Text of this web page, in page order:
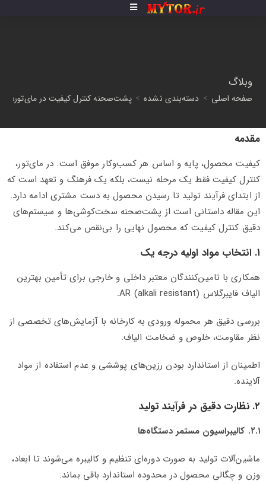
وبلاگ
صفحه اصلی > دسته‌بندی نشده > پشت‌صحنه کنترل کیفیت در مای‌تور؛
مقدمه
کیفیت محصول، پایه و اساس هر کسب‌وکار موفق است. در مای‌تور،
کنترل کیفیت فقط یک مرحله نیست، بلکه یک فرهنگ و تعهد است که
از ابتدای فرآیند تولید تا رسیدن محصول به دست مشتری ادامه دارد.
این مقاله داستانی است از پشت‌صحنه سخت‌کوشی‌ها و سیستم‌های
دقیق کنترل کیفیت که محصول نهایی را بی‌نقص می‌کند.
۱. انتخاب مواد اولیه درجه یک
همکاری با تامین‌کنندگان معتبر داخلی و خارجی برای تأمین بهترین
الیاف فایبرگلاس AR (alkali resistant).
بررسی دقیق هر محموله ورودی به کارخانه با آزمایش‌های تخصصی از
نظر مقاومت، خلوص و ضخامت الیاف.
اطمینان از استاندارد بودن رزین‌های پوششی و عدم استفاده از مواد
آلاینده.
۲. نظارت دقیق در فرآیند تولید
۲.۱. کالیبراسیون مستمر دستگاه‌ها
ماشین‌آلات تولید به صورت دوره‌ای تنظیم و کالیبره می‌شوند تا ابعاد،
وزن و چگالی محصول در محدوده استاندارد باقی بماند.